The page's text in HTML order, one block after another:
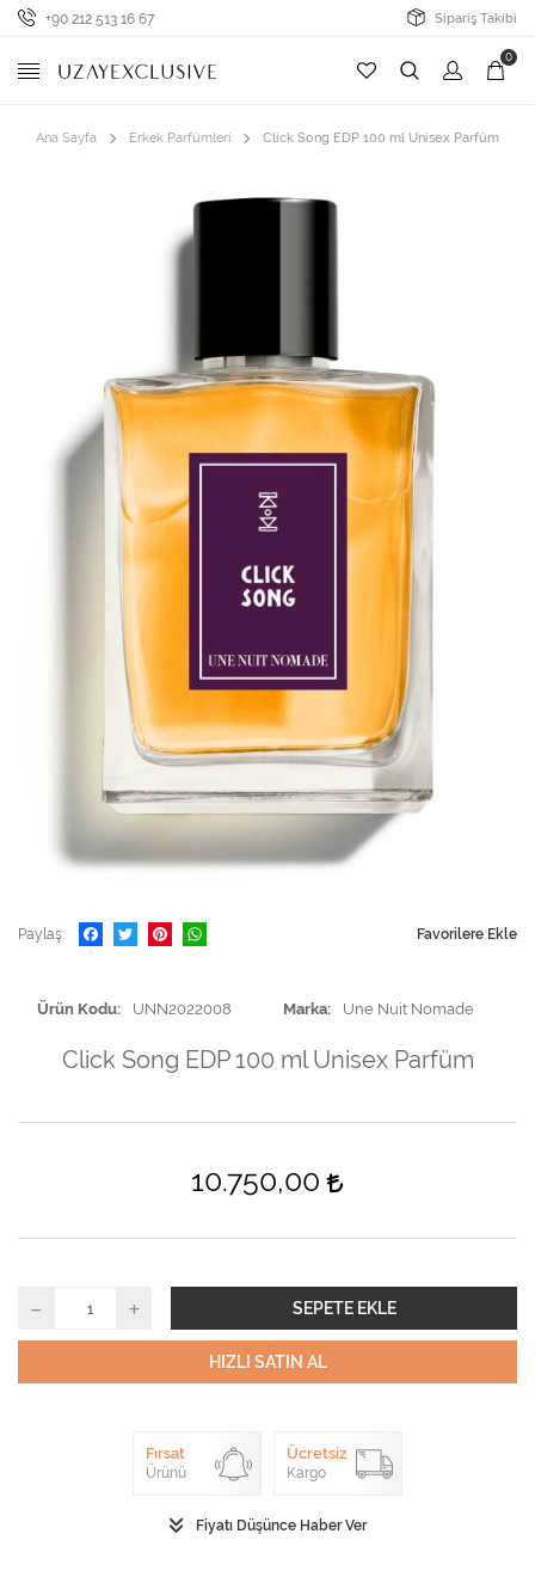
+90 212 513 16 67 Sipariş Takibi
0
Ana Sayfa Erkek Parfümleri Click Song EDP 100 ml Unisex Parfüm
Paylaş Favorilere Ekle
Ürün Kodu UNN2022008 Marka Une Nuit Nomade
Click Song EDP 100 ml Unisex Parfüm
10.750,00
SEPETE EKLE
HIZLI SATIN AL
Fırsat
Ürünü
Ücretsiz
Kargo
Fiyatı Düşünce Haber Ver